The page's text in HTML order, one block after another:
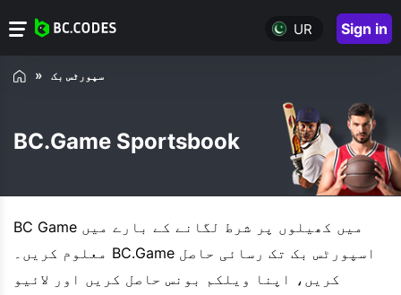
UR Sign in
سپورٹس بک
BC.Game Sportsbook
BC Game میں کھیلوں پر شرط لگانے کے بارے میں
معلوم کریں۔ BC.Game اسپورٹس بک تک رسائی حاصل
کریں، اپنا ویلکم بونس حاصل کریں اور لائیو